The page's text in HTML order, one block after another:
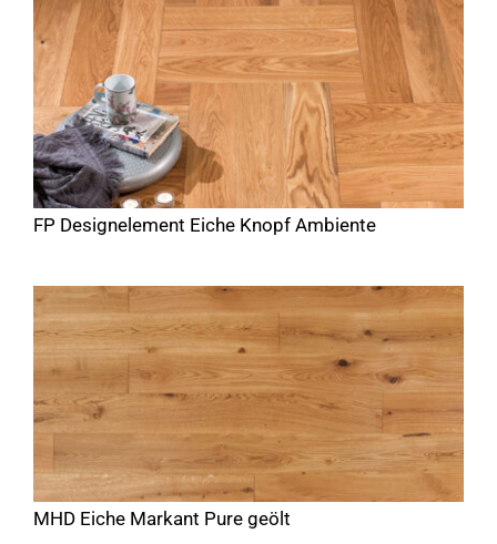
FP Designelement Eiche Knopf Ambiente
MHD Eiche Markant Pure geölt